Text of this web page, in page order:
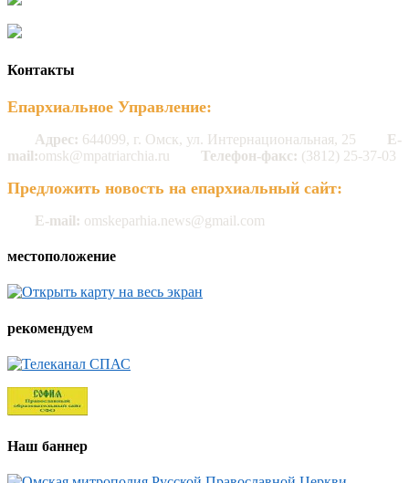
Контакты
Епархиальное Управление:
Адрес: 644099, г. Омск, ул. Интернациональная, 25
E-
mail:omsk@mpatriarchia.ru Телефон-факс: (3812) 25-37-03
Предложить новость на епархиальный сайт:
E-mail: omskeparhia.news@gmail.com
местоположение
рекомендуем
Наш баннер